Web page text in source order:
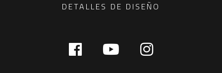
DETALLES DE DISEÑO